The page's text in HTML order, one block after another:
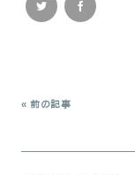
« 前の記事